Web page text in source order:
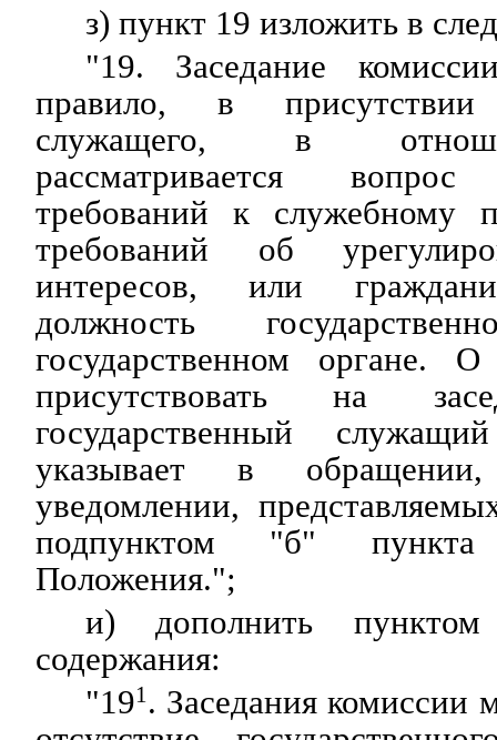
з) пункт 19 изложить в
"19. Заседание
правило, в присутствии
служащего, в
рассматривается
требований к служебному
требований об
интересов, или
должность
государственном органе.
присутствовать на
государственный
указывает в
уведомлении,
подпунктом "б"
Положения.";
и) дополнить
содержания:
"191 . Заседания комиссии